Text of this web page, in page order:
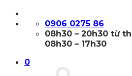
qua
0906 0275 86
08h30 – 20h30 từ
08h30 – 17h30
0